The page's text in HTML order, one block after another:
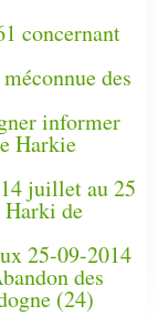
concernant
des
informer
Harkie
juillet au 25
Harki de
25-09-2014
des
(24)